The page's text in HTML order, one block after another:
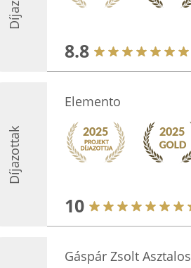
8.8
Díjazottak
Elemento
10
Gáspár Zsolt Asztalos